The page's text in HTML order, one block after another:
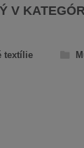
V
textílie